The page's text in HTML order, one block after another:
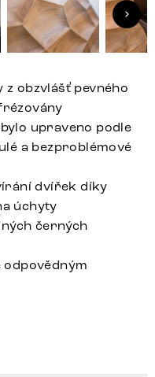
obzvlášť pevného
upraveno podle
a bezproblémové
dvířek díky
úchyty
černých
odpovědným